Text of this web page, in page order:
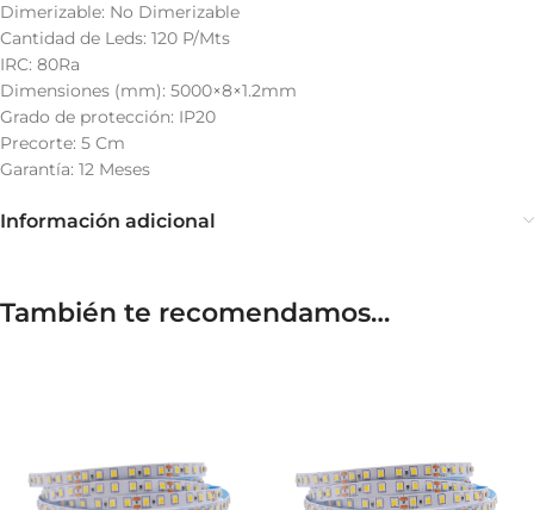
Dimerizable: No Dimerizable
Cantidad de Leds: 120 P/Mts
IRC: 80Ra
Dimensiones (mm): 5000×8×1.2mm
Grado de protección: IP20
Precorte: 5 Cm
Garantía: 12 Meses
Información adicional
También te recomendamos…